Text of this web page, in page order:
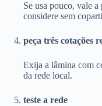
Se usa pouco, vale a
considere sem
peça três cotações
Exija a lâmina com
da rede local.
teste a rede